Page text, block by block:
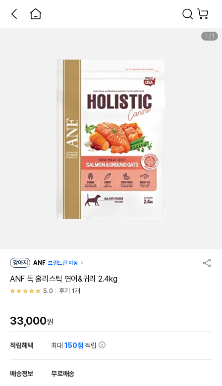
1 / 1
강아지 ANF 브랜드관 이동
ANF 독 홀리스틱 연어&귀리 2.4kg
5.0 후기 1개
33,000원
적립혜택 최대150점 적립
배송정보 무료배송